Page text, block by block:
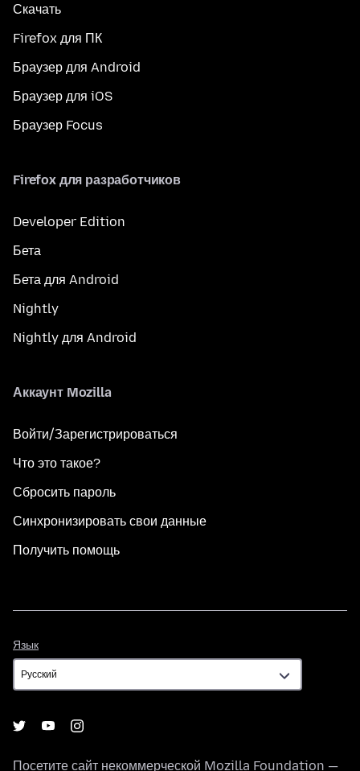
Скачать
Firefox для ПК
Браузер для Android
Браузер для iOS
Браузер Focus
Firefox для разработчиков
Developer Edition
Бета
Бета для Android
Nightly
Nightly для Android
Аккаунт Mozilla
Войти/Зарегистрироваться
Что это такое?
Сбросить пароль
Синхронизировать свои данные
Получить помощь
Язык
Посетите сайт некоммерческой Mozilla Foundation —